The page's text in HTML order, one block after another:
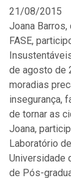
21/08/2015
Joana
FASE,
de agosto de
moradias
insegurança,
de tornar as
Joana,
Laboratório
Universidade
de Pós-